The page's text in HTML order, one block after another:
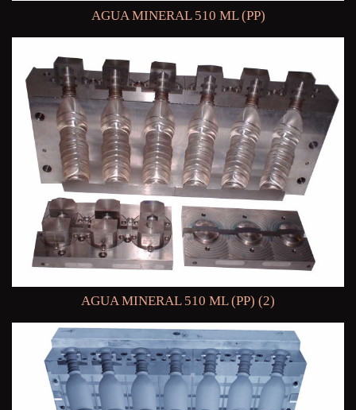
AGUA MINERAL 510 ML (PP)
AGUA MINERAL 510 ML (PP) (2)